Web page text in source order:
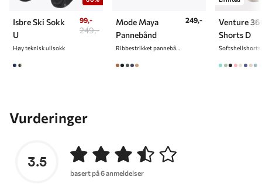
Isbre Ski Sokk
U
Høy teknisk ullsokk
99,-
249,-
Mode Maya
Pannebånd
Ribbestrikket pannebånd
249,-
Venture
Shorts D
Vurderinger
3.5
basert på 6 anmeldelser